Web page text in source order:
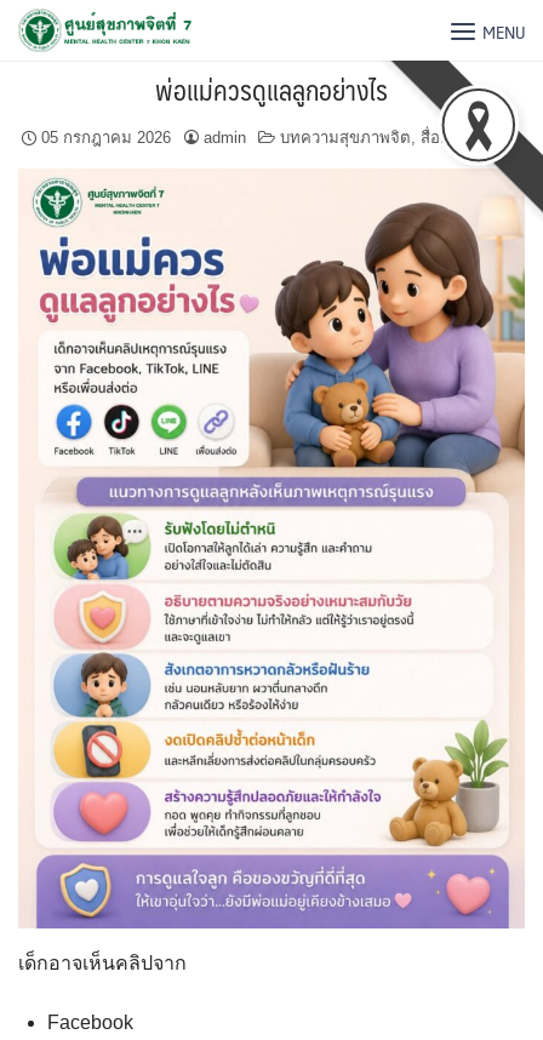
MENU
พ่อแม่ควรดูแลลูกอย่างไร
05 กรกฎาคม 2026 admin บทความสุขภาพจิต, สื่อสุขภาพจิต
เด็กอาจเห็นคลิปจาก
Facebook